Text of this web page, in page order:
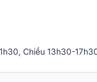
Chiều 13h30-